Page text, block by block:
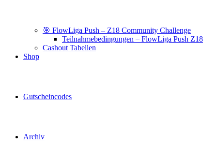
🎯 FlowLiga Push – Z18 Community Challenge
Teilnahmebedingungen – FlowLiga Push Z18
Cashout Tabellen
Shop
Gutscheincodes
Archiv